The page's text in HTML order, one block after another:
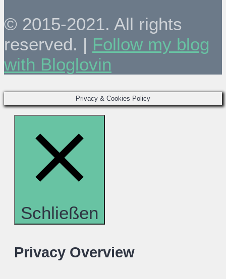
© 2015-2021. All rights
reserved. | Follow my blog
with Bloglovin
Privacy & Cookies Policy
Schließen
Privacy Overview